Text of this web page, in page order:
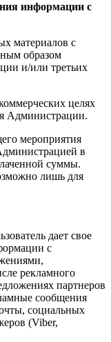
информации с
материалов с
образом
и/или третьих
целях
Администрации.
мероприятия
в
суммы.
лишь для
дает свое
с
рекламного
партнеров
сообщения
социальных
(Viber,